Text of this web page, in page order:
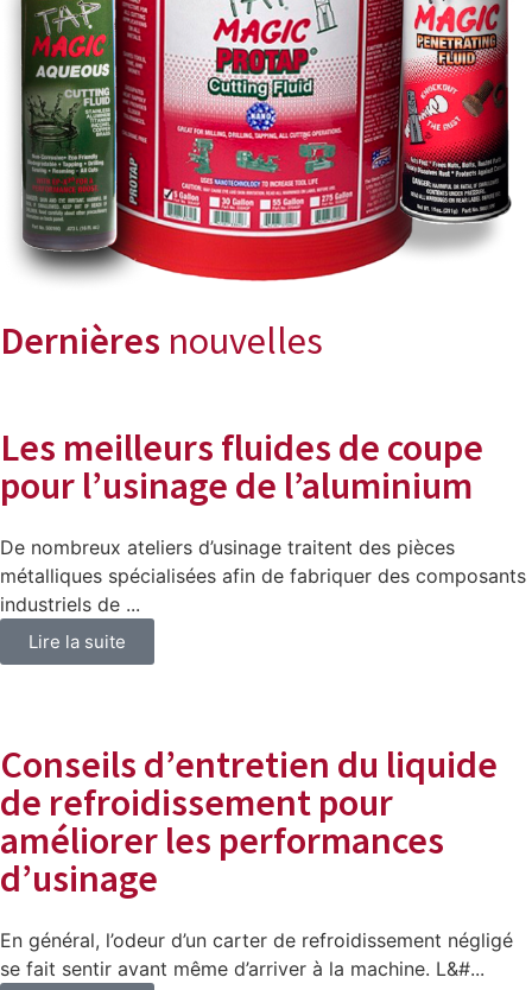
Dernières nouvelles
Les meilleurs fluides de coupe
pour l’usinage de l’aluminium
De nombreux ateliers d’usinage traitent des pièces
métalliques spécialisées afin de fabriquer des composants
industriels de ...
Lire la suite
Conseils d’entretien du liquide
de refroidissement pour
améliorer les performances
d’usinage
En général, l’odeur d’un carter de refroidissement négligé
se fait sentir avant même d’arriver à la machine. L&#...